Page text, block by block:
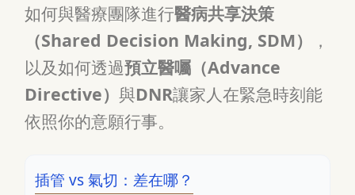
如何與醫療團隊進行醫病共享決策
（Shared Decision Making, SDM）
，
以及如何透過預立醫囑（Advance
Directive） 與DNR讓家人在緊急時刻能
依照你的意願行事。
插管 vs 氣切：差在哪？